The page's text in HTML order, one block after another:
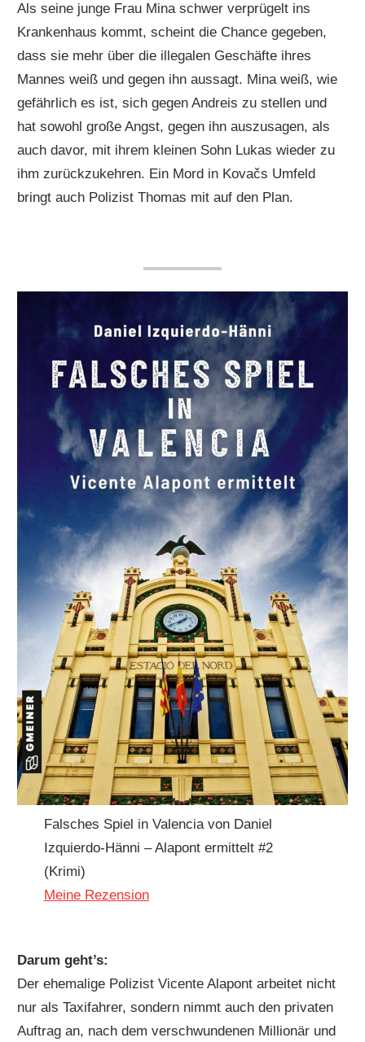
Als seine junge Frau Mina schwer verprügelt ins
Krankenhaus kommt, scheint die Chance gegeben,
dass sie mehr über die illegalen Geschäfte ihres
Mannes weiß und gegen ihn aussagt. Mina weiß, wie
gefährlich es ist, sich gegen Andreis zu stellen und
hat sowohl große Angst, gegen ihn auszusagen, als
auch davor, mit ihrem kleinen Sohn Lukas wieder zu
ihm zurückzukehren. Ein Mord in Kovačs Umfeld
bringt auch Polizist Thomas mit auf den Plan.
Falsches Spiel in Valencia von Daniel
Izquierdo-Hänni – Alapont ermittelt #2
(Krimi)
Meine Rezension
Darum geht’s:
Der ehemalige Polizist Vicente Alapont arbeitet nicht
nur als Taxifahrer, sondern nimmt auch den privaten
Auftrag an, nach dem verschwundenen Millionär und